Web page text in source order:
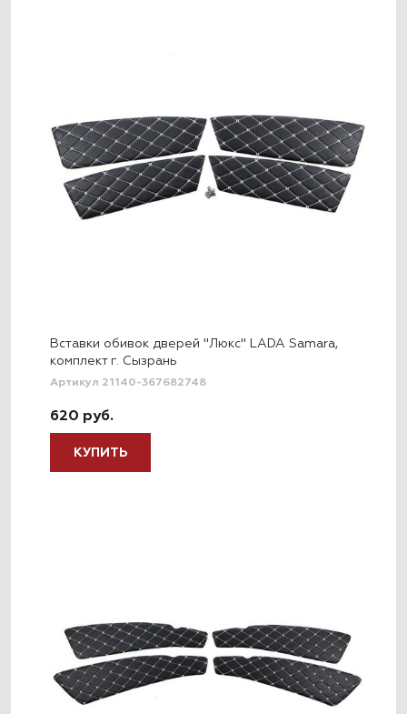
Вставки обивок дверей "Люкс" LADA Samara,
комплект г. Сызрань
Артикул 21140-367682748
620 руб.
КУПИТЬ